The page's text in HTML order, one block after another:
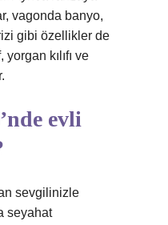
vagonda banyo,
gibi özellikler de
kılıfı ve
evli
sevgilinizle
seyahat